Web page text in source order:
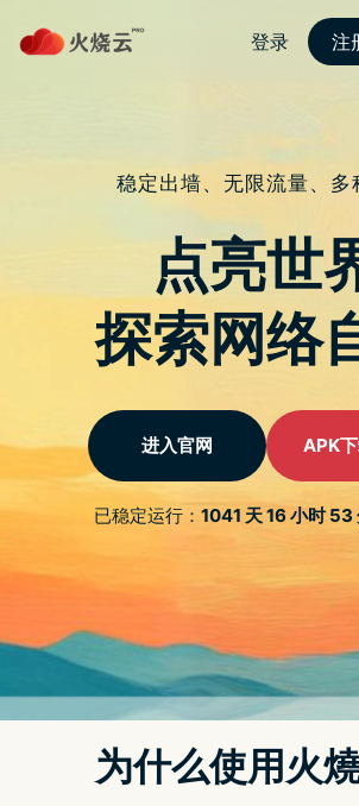
免费水母加速器
水母梯子加速器
水母APP官方版下载
控制器
服务中心